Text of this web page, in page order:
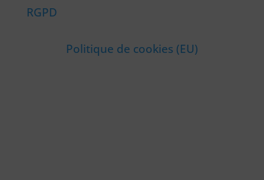
RGPD
Politique de cookies (EU)